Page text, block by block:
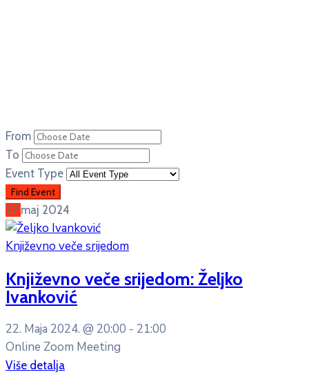
From
To
Event Type
22 maj 2024
Književno veče srijedom
Književno veče srijedom: Željko
Ivanković
22. Maja 2024. @ 20:00 - 21:00
Online Zoom Meeting
Više detalja